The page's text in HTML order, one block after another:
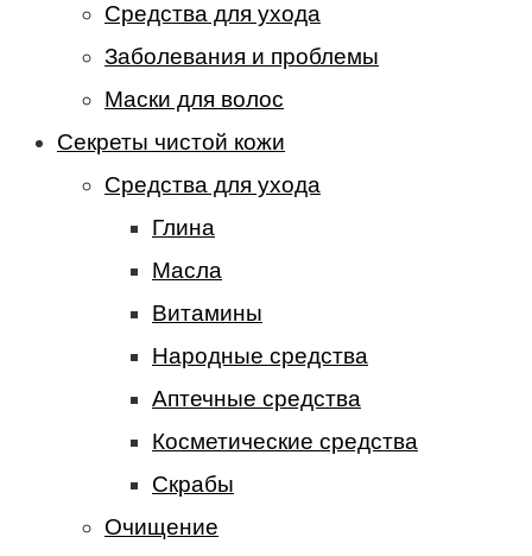
Средства для ухода
Заболевания и проблемы
Маски для волос
Секреты чистой кожи
Средства для ухода
Глина
Масла
Витамины
Народные средства
Аптечные средства
Косметические средства
Скрабы
Очищение